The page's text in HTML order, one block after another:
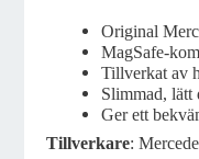
Original
MagSafe-
Tillverkat av
Slimmad, lätt
Ger ett
Tillverkare: